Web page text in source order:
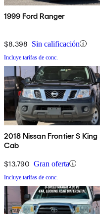
1999 Ford Ranger
$8,398 Sin calificación
Incluye tarifas de conc.
2018 Nissan Frontier S King
Cab
$13,790 Gran oferta
Incluye tarifas de conc.